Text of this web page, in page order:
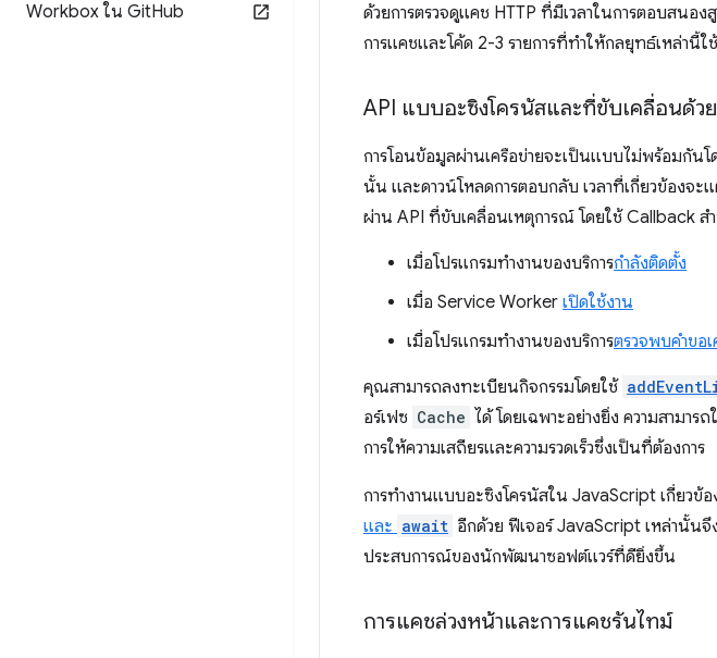
Workbox ใน GitHub
ด้วยการตรวจดูแคช HTTP ที่มีเวลาในการตอบสน
การแคชและโค้ด 2-3 รายการที่ทำให้กลยุทธ์เหล่านี้ใ
API แบบอะซิงโครนัสและที่ขับเคลื่อนด้ว
การโอนข้อมูลผ่านเครือข่ายจะเป็นแบบไม่พร้อมกันโ
นั้น และดาวน์โหลดการตอบกลับ เวลาที่เกี่ยวข้องจ
ผ่าน API ที่ขับเคลื่อนเหตุการณ์ โดยใช้ Callback ส
เมื่อโปรแกรมทำงานของบริการกำลังติดตั้ง
เมื่อ Service Worker เปิดใช้งาน
เมื่อโปรแกรมทำงานของบริการตรวจพบคำขอเ
คุณสามารถลงทะเบียนกิจกรรมโดยใช้
อร์เฟซ Cache ได้ โดยเฉพาะอย่างยิ่ง ความสามาร
การให้ความเสถียรและความรวดเร็วซึ่งเป็นที่ต้องการ
การทำงานแบบอะซิงโครนัสใน JavaScript เกี่ยวข้อ
และ await อีกด้วย ฟีเจอร์ JavaScript เหล่านั้น
ประสบการณ์ของนักพัฒนาซอฟต์แวร์ที่ดียิ่งขึ้น
การแคชล่วงหน้าและการแคชรันไทม์